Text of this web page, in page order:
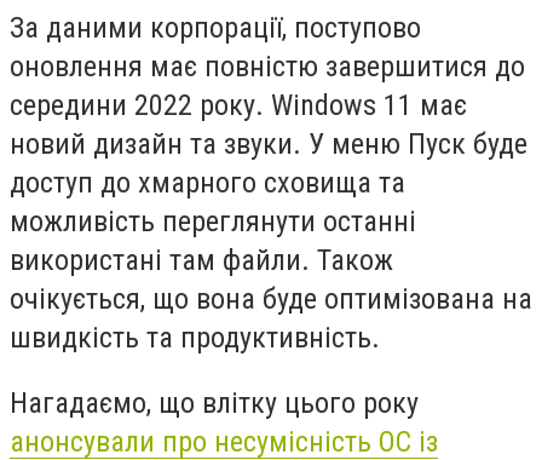
За даними корпорації, поступово
оновлення має повністю завершитися до
середини 2022 року. Windows 11 має
новий дизайн та звуки. У меню Пуск буде
доступ до хмарного сховища та
можливість переглянути останні
використані там файли. Також
очікується, що вона буде оптимізована на
швидкість та продуктивність.
Нагадаємо, що влітку цього року
анонсували про несумісність ОС із